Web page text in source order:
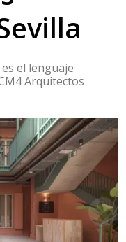
el lenguaje
Arquitectos